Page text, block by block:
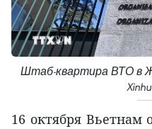
Штаб-квартира ВТО в
16 октября Вьетнам